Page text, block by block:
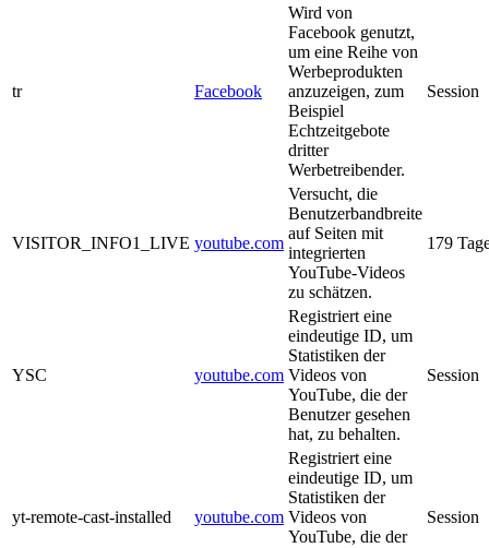
tr Facebook
Wird von
Facebook genutzt,
um eine Reihe von
Werbeprodukten
anzuzeigen, zum
Beispiel
Echtzeitgebote
dritter
Werbetreibender.
Session
VISITOR_INFO1_LIVE youtube.com
Versucht, die
Benutzerbandbreite
auf Seiten mit
integrierten
YouTube-Videos
zu schätzen.
179
YSC youtube.com
Registriert eine
eindeutige ID, um
Statistiken der
Videos von
YouTube, die der
Benutzer gesehen
hat, zu behalten.
Session
yt-remote-cast-installed youtube.com
Registriert eine
eindeutige ID, um
Statistiken der
Videos von
YouTube, die der
Session